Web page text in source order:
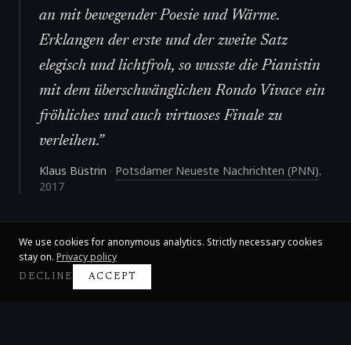
an mit bewegender Poesie und Wärme.
Erklangen der erste und der zweite Satz
elegisch und lichtfroh, so wusste die Pianistin
mit dem überschwänglichen Rondo Vivace ein
fröhliches und auch virtuoses Finale zu
verleihen.”
Klaus Büstrin · Potsdamer Neueste Nachrichten (PNN),
2017
We use cookies for anonymous analytics. Strictly necessary cookies
stay on. Privacy policy
DECLINE ACCEPT